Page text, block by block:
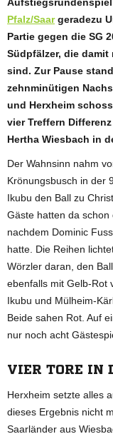
Pfalz/Saargeradezu
Partie gegen die SG
Südpfälzer, die
sind. Zur Pause
zehnminütigen
und Herxheim
vier Treffern
Hertha Wiesbach in
Der Wahnsinn nahm
Krönungsbusch in der
Ikubu den Ball zu
Gäste hatten da schon
nachdem Dominic
hatte. Die Reihen
Wörzler daran, den
ebenfalls mit Gelb-Rot
Ikubu und Mülheim-
Beide sahen Rot. Auf
nur noch acht
VIER TORE IN
Herxheim setzte alles
dieses Ergebnis nicht
Saarländer aus